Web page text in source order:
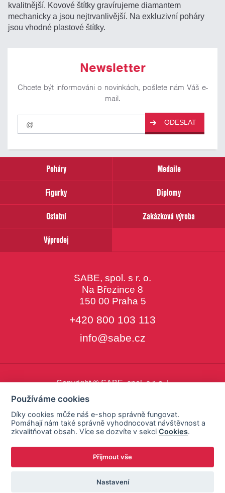
kvalitnější. Kovové štítky gravírujeme diamantem
mechanicky a jsou nejtrvanlivější. Na exkluzivní poháry
jsou vhodné plastové štítky.
Newsletter
Chcete být informováni o novinkách, pošlete nám Váš e-
mail.
Pro
odběr
našich
email
ODESLAT
Poháry
Medaile
Figurky
Diplomy
Ostatní
Zakázková výroba
Výprodej
SABE, spol. s r. o.
Na Březince 8
150 00 Praha 5
+420 800 103 113
info@sabe.cz
Copyright © SABE, spol. s r. o. |
Používáme cookies
Díky cookies může náš e-shop správně fungovat.
Pomáhají nám také správně vyhodnocovat návštěvnost a
zkvalitňovat obsah. Více se dozvíte v sekciCookies.
Přijmout vše
Nastavení